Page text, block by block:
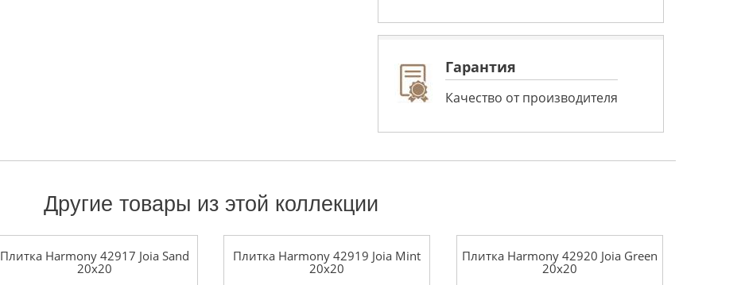
Гарантия
Качество от производителя
Другие товары из этой коллекции
Плитка Harmony 42917 Joia Sand
20x20
Плитка Harmony 42919 Joia Mint
20x20
Плитка Harmony 42920 Joia Green
20x20